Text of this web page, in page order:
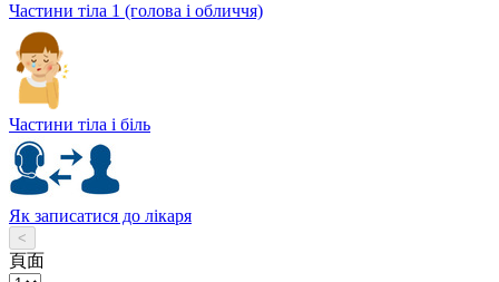
Частини тіла 1 (голова і обличчя)
Частини тіла і біль
Як записатися до лікаря
<
頁面